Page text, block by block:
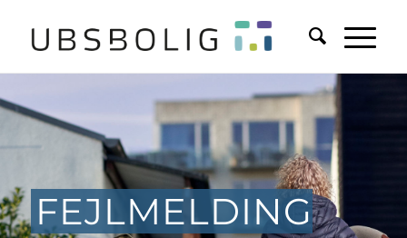
FEJLMELDING